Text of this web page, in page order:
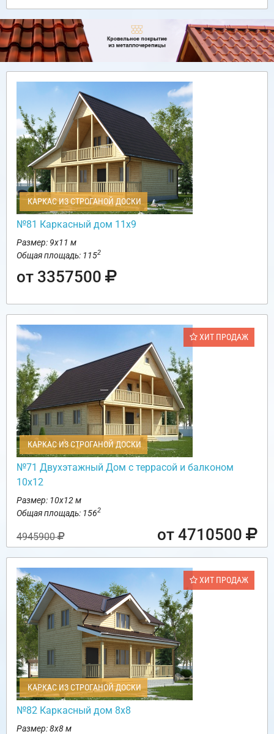
КАРКАС ИЗ СТРОГАНОЙ ДОСКИ
№81 Каркасный дом 11х9
Размер: 9х11 м
Общая площадь: 1152
от 3357500
ХИТ ПРОДАЖ
КАРКАС ИЗ СТРОГАНОЙ ДОСКИ
№71 Двухэтажный Дом с террасой и балконом
10х12
Размер: 10х12 м
Общая площадь: 1562
4945900 от 4710500
ХИТ ПРОДАЖ
КАРКАС ИЗ СТРОГАНОЙ ДОСКИ
№82 Каркасный дом 8х8
Размер: 8х8 м